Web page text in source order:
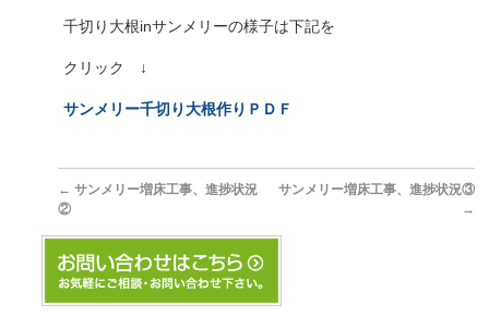
千切り大根inサンメリーの様子は下記を
クリック ↓
サンメリー千切り大根作りＰＤＦ
← サンメリー増床工事、進捗状況
②
サンメリー増床工事、進捗状況③
→